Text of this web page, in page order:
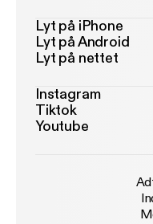
Lyt på iPhone
Lyt på Android
Lyt på nettet
Instagram
Tiktok
Youtube